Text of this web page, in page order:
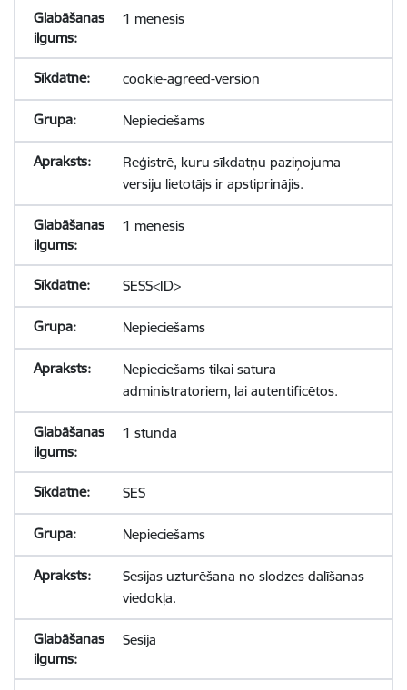
1 mēnesis
cookie-agreed-version
Nepieciešams
Reģistrē, kuru sīkdatņu paziņojuma
versiju lietotājs ir apstiprinājis.
1 mēnesis
SESS<ID>
Nepieciešams
Nepieciešams tikai satura
administratoriem, lai autentificētos.
1 stunda
SES
Nepieciešams
Sesijas uzturēšana no slodzes dalīšanas
viedokļa.
Sesija